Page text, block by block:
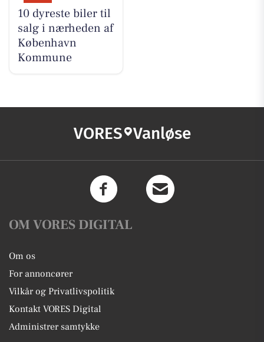
10 dyreste biler til
salg i nærheden af
København
Kommune
VORES Vanløse
OM VORES DIGITAL
Om os
For annoncører
Vilkår og Privatlivspolitik
Kontakt VORES Digital
Administrer samtykke